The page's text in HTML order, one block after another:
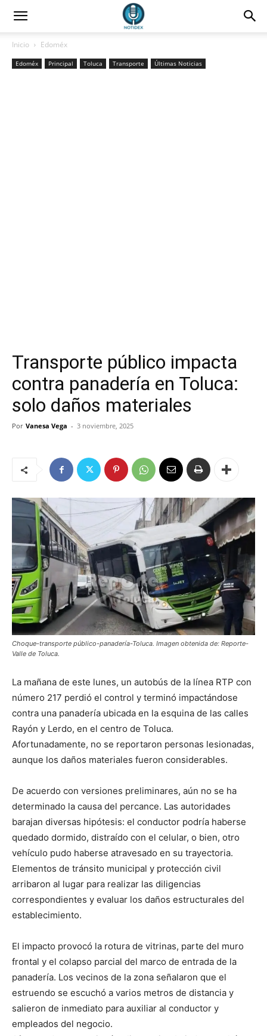
Inicio Edoméx
Edoméx Principal Toluca Transporte Últimas Noticias
Transporte público impacta
contra panadería en Toluca:
solo daños materiales
Por Vanesa Vega - 3 noviembre, 2025
Choque-transporte público-panadería-Toluca. Imagen obtenida de: Reporte-
Valle de Toluca.
La mañana de este lunes, un autobús de la línea RTP con
número 217 perdió el control y terminó impactándose
contra una panadería ubicada en la esquina de las calles
Rayón y Lerdo, en el centro de Toluca.
Afortunadamente, no se reportaron personas lesionadas,
aunque los daños materiales fueron considerables.
De acuerdo con versiones preliminares, aún no se ha
determinado la causa del percance. Las autoridades
barajan diversas hipótesis: el conductor podría haberse
quedado dormido, distraído con el celular, o bien, otro
vehículo pudo haberse atravesado en su trayectoria.
Elementos de tránsito municipal y protección civil
arribaron al lugar para realizar las diligencias
correspondientes y evaluar los daños estructurales del
establecimiento.
El impacto provocó la rotura de vitrinas, parte del muro
frontal y el colapso parcial del marco de entrada de la
panadería. Los vecinos de la zona señalaron que el
estruendo se escuchó a varios metros de distancia y
salieron de inmediato para auxiliar al conductor y
empleados del negocio.